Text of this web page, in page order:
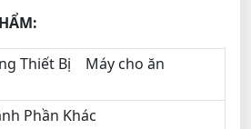
Thiết Bị Máy cho ăn
Phần Khác